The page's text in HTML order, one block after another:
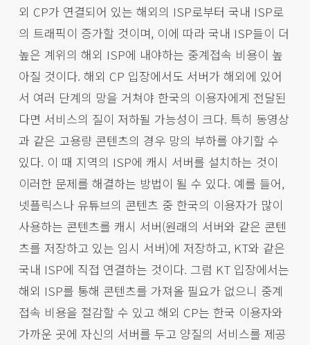
외 CP가 연결되어 있는 해외의 ISP로부터 국내 ISP로
의 트래픽이 증가할 것이며, 이에 따라 국내 ISP들이 더
높은 계위의 해외 ISP에 내야하는 중계접속 비용이 높
아질 것이다. 해외 CP 입장에서도 서버가 해외에 있어
서 여러 단계의 망을 거쳐야 한국의 이용자에게 전달된
다면 서비스의 질이 저하될 가능성이 크다. 특히 동영상
과 같은 고용량 콘텐츠의 경우 망의 부하를 야기할 수
있다. 이 때 지역의 ISP에 캐시 서버를 설치하는 것이
이러한 문제를 해결하는 방법이 될 수 있다. 예를 들어,
넷플릭스나 유튜브의 콘텐츠 중 한국의 이용자가 많이
사용하는 콘텐츠를 캐시 서버(원래의 서버와 같은 콘텐
츠를 저장하고 있는 임시 서버)에 저장하고, KT와 같은
국내 ISP에 직접 연결하는 것이다. 그럼 KT 입장에서는
해외 ISP를 통해 콘텐츠를 가져올 필요가 없으니 중계
접속 비용을 절감할 수 있고 해외 CP는 한국 이용자와
가까운 곳에 자신의 서버를 두고 양질의 서비스를 제공